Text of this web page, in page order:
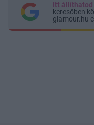
Itt állíthatod
keresőben
glamour.hu